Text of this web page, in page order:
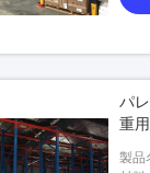
パ
重